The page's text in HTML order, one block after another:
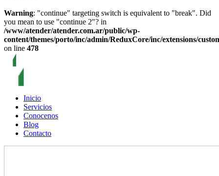
Warning: "continue" targeting switch is equivalent to "break". Did
you mean to use "continue 2"? in
/www/atender/atender.com.ar/public/wp-
content/themes/porto/inc/admin/ReduxCore/inc/extensions/
on line 478
Inicio
Servicios
Conocenos
Blog
Contacto